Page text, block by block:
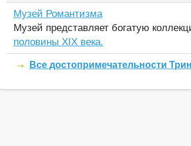
Музей Романтизма
Музей представляет богатую
половины XIX века.
Все достопримечательности